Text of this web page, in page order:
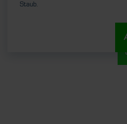
Staub.